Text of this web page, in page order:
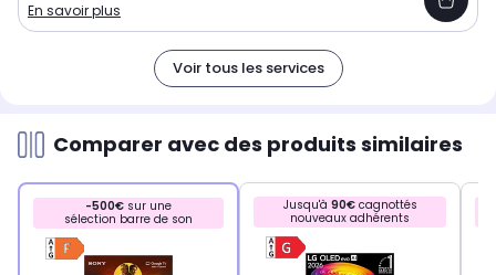
En savoir plus
Voir tous les services
Comparer avec des produits similaires
-500€ sur une
sélection barre de son
Jusqu'à 90€cagnottés
nouveaux adhérents